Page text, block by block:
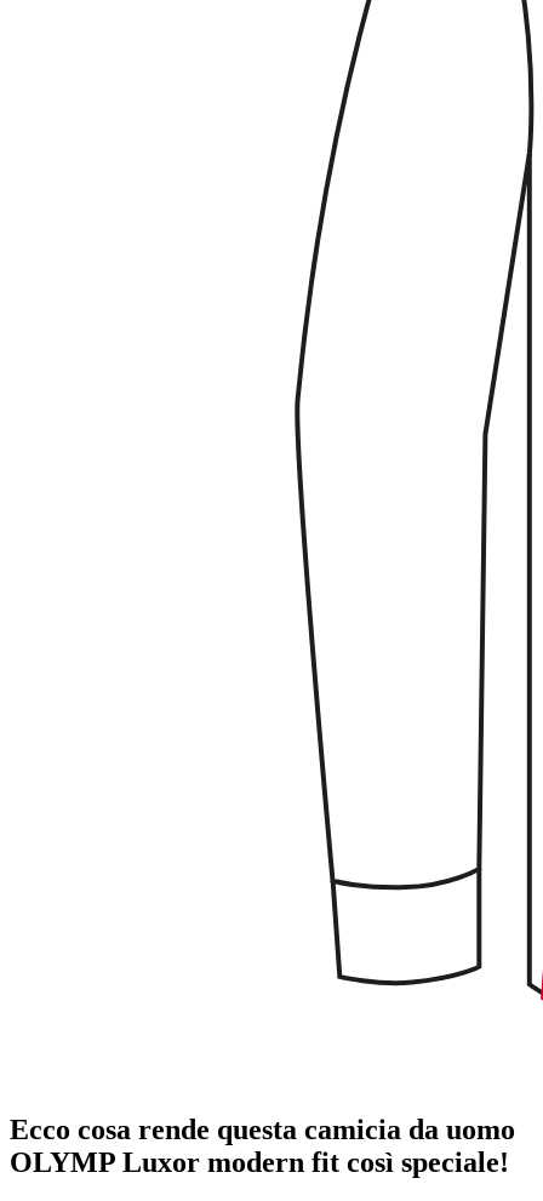
Ecco cosa rende questa camicia da uomo
OLYMP Luxor modern fit così speciale!